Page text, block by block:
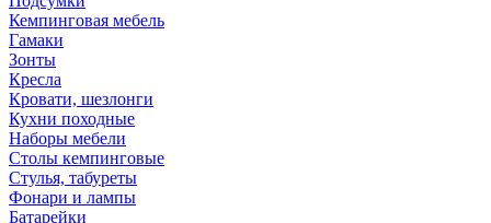
Кемпинговая мебель
Гамаки
Зонты
Кресла
Кровати, шезлонги
Кухни походные
Наборы мебели
Столы кемпинговые
Стулья, табуреты
Фонари и лампы
Батарейки